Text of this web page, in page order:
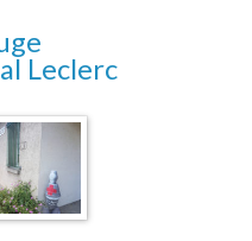
Leclerc